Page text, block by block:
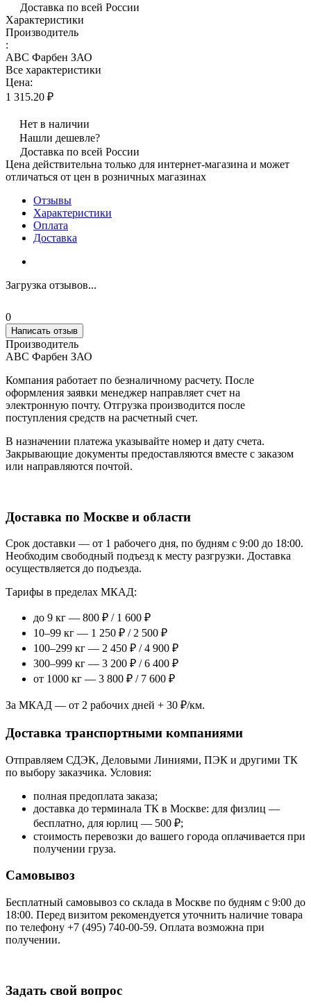
Доставка по всей России
Характеристики
Производитель
:
АВС Фарбен ЗАО
Все характеристики
Цена:
1 315.20 ₽
Нет в наличии
Нашли дешевле?
Доставка по всей России
Цена действительна только для интернет-магазина и может
отличаться от цен в розничных магазинах
Отзывы
Характеристики
Оплата
Доставка
Загрузка отзывов...
0
Написать отзыв
Производитель
АВС Фарбен ЗАО
Компания работает по безналичному расчету. После
оформления заявки менеджер направляет счет на
электронную почту. Отгрузка производится после
поступления средств на расчетный счет.
В назначении платежа указывайте номер и дату счета.
Закрывающие документы предоставляются вместе с заказом
или направляются почтой.
Доставка по Москве и области
Срок доставки — от 1 рабочего дня, по будням с 9:00 до 18:00.
Необходим свободный подъезд к месту разгрузки. Доставка
осуществляется до подъезда.
Тарифы в пределах МКАД:
до 9 кг — 800 ₽ / 1 600 ₽
10–99 кг — 1 250 ₽ / 2 500 ₽
100–299 кг — 2 450 ₽ / 4 900 ₽
300–999 кг — 3 200 ₽ / 6 400 ₽
от 1000 кг — 3 800 ₽ / 7 600 ₽
За МКАД — от 2 рабочих дней + 30 ₽/км.
Доставка транспортными компаниями
Отправляем СДЭК, Деловыми Линиями, ПЭК и другими ТК
по выбору заказчика. Условия:
полная предоплата заказа;
доставка до терминала ТК в Москве: для физлиц —
бесплатно, для юрлиц — 500 ₽;
стоимость перевозки до вашего города оплачивается при
получении груза.
Самовывоз
Бесплатный самовывоз со склада в Москве по будням с 9:00 до
18:00. Перед визитом рекомендуется уточнить наличие товара
по телефону +7 (495) 740-00-59. Оплата возможна при
получении.
Задать свой вопрос